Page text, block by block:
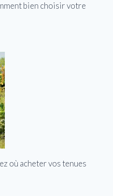
bien choisir votre
où acheter vos tenues